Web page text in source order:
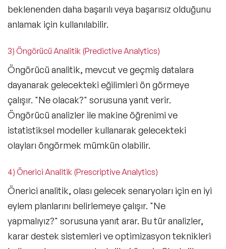
beklenenden daha başarılı veya başarısız olduğunu
anlamak için kullanılabilir.
3) Öngörücü Analitik (Predictive Analytics)
Öngörücü analitik, mevcut ve geçmiş datalara
dayanarak gelecekteki eğilimleri ön görmeye
çalışır. "Ne olacak?" sorusuna yanıt verir.
Öngörücü analizler ile makine öğrenimi ve
istatistiksel modeller kullanarak gelecekteki
olayları öngörmek mümkün olabilir.
4) Önerici Analitik (Prescriptive Analytics)
Önerici analitik, olası gelecek senaryoları için en iyi
eylem planlarını belirlemeye çalışır. "Ne
yapmalıyız?" sorusuna yanıt arar. Bu tür analizler,
karar destek sistemleri ve optimizasyon teknikleri